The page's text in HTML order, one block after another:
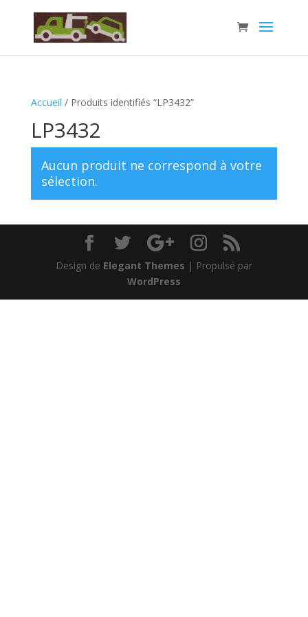
Accueil / Produits identifiés “LP3432”
LP3432
Aucun produit ne correspond à votre
sélection.
Design de Elegant Themes | Propulsé par
WordPress